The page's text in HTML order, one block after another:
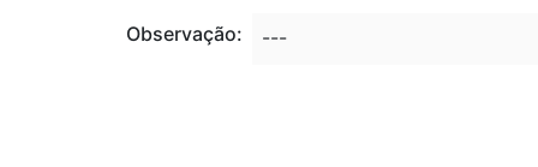
Observação:
---